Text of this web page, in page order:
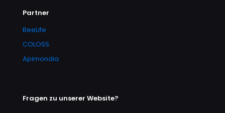
Partner
BeeLife
COLOSS
Apimondia
Fragen zu unserer Website?